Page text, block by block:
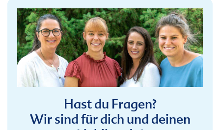
Hast du Fragen?
Wir sind für dich und deinen